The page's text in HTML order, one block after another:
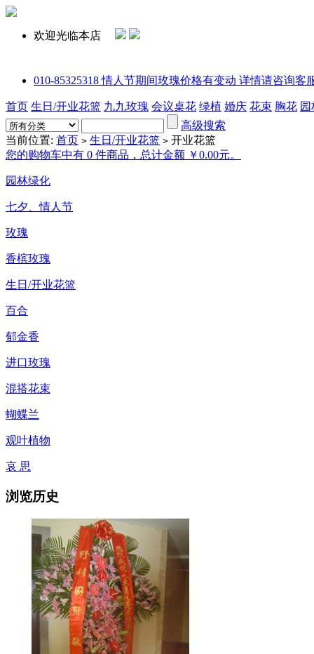
欢迎光临本店
010-85325318 情人节期间玫瑰价格有变动 详情请咨询客
首页 生日/开业花篮 九九玫瑰 会议桌花 绿植 婚庆 花束 胸花
高级搜索
当前位置: 首页 > 生日/开业花篮 > 开业花篮
您的购物车中有 0 件商品，总计金额 ￥0.00元。
园林绿化
七夕、情人节
玫瑰
香槟玫瑰
生日/开业花篮
百合
郁金香
进口玫瑰
混搭花束
蝴蝶兰
观叶植物
哀 思
浏览历史